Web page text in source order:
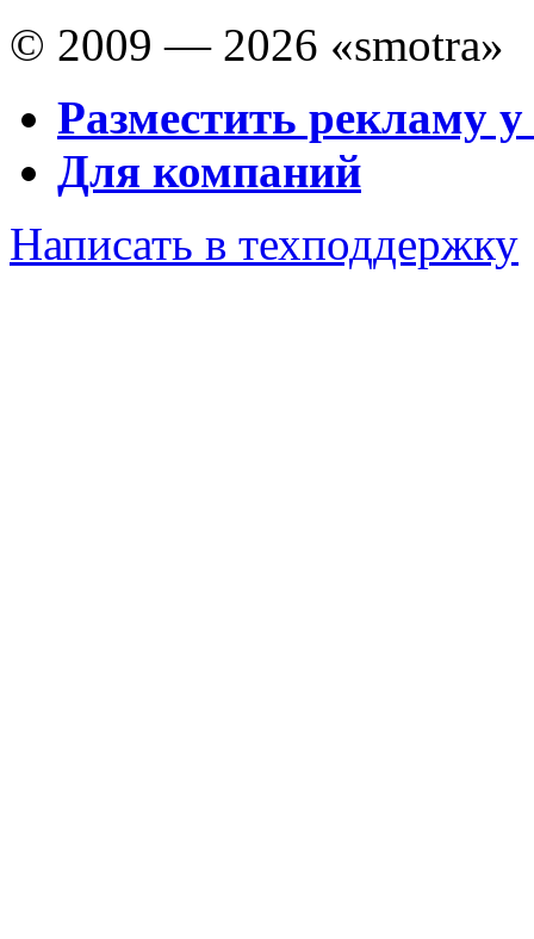
© 2009 — 2026 «smotra»
Разместить рекламу у
Для компаний
Написать в техподдержку